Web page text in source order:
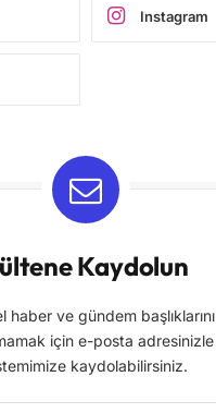
Instagram
Kaydolun
haber ve gündem başlıklarını
için e-posta adresinizle
kaydolabilirsiniz.